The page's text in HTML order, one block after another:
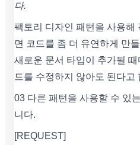
다.
팩토리 디자인 패턴을 사용해
면 코드를 좀 더 유연하게 만
새로운 문서 타입이 추가될
드를 수정하지 않아도 된다고
03 다른 패턴을 사용할 수 있
니다.
[REQUEST]